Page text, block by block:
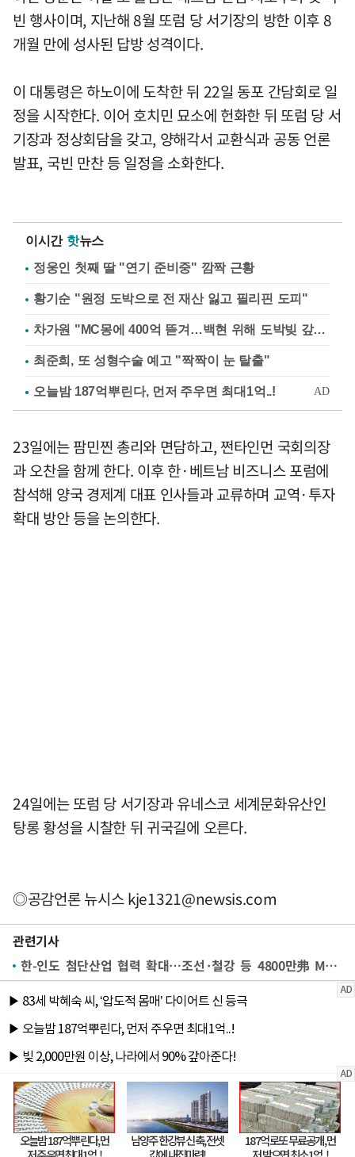
빈 행사이며, 지난해 8월 또럼 당 서기장의 방한 이후 8
개월 만에 성사된 답방 성격이다.
이 대통령은 하노이에 도착한 뒤 22일 동포 간담회로 일
정을 시작한다. 이어 호치민 묘소에 헌화한 뒤 또럼 당 서
기장과 정상회담을 갖고, 양해각서 교환식과 공동 언론
발표, 국빈 만찬 등 일정을 소화한다.
이시간 핫뉴스
정웅인 첫째 딸 "연기 준비중" 깜짝 근황
황기순 "원정 도박으로 전 재산 잃고 필리핀 도피"
차가원 "MC몽에 400억 뜯겨…백현 위해 도박빚 갚아줘"
최준희, 또 성형수술 예고 "짝짝이 눈 탈출"
23일에는 팜민찐 총리와 면담하고, 쩐타인먼 국회의장
과 오찬을 함께 한다. 이후 한·베트남 비즈니스 포럼에
참석해 양국 경제계 대표 인사들과 교류하며 교역·투자
확대 방안 등을 논의한다.
24일에는 또럼 당 서기장과 유네스코 세계문화유산인
탕롱 황성을 시찰한 뒤 귀국길에 오른다.
◎공감언론 뉴시스kje1321@newsis.com
관련기사
한-인도 첨단산업 협력 확대…조선·철강 등 4800만弗 MOU